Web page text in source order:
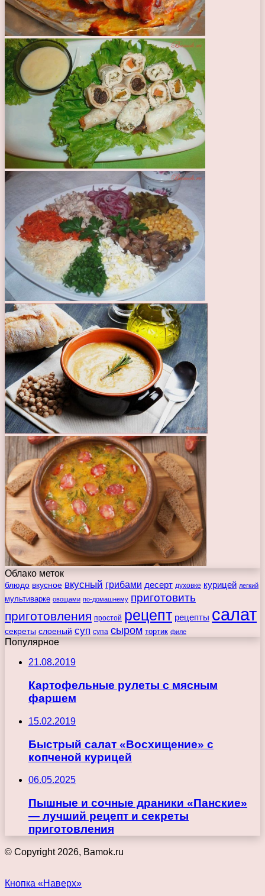
Облако меток
блюдо вкусное вкусный грибами десерт духовке курицей легкий
мультиварке овощами по-домашнему приготовить
приготовления простой рецепт рецепты салат
секреты слоеный суп супа сыром тортик филе
Популярное
21.08.2019
Картофельные рулеты с мясным
фаршем
15.02.2019
Быстрый салат «Восхищение» с
копченой курицей
06.05.2025
Пышные и сочные драники «Панские»
— лучший рецепт и секреты
приготовления
© Copyright 2026, Bamok.ru
Кнопка «Наверх»